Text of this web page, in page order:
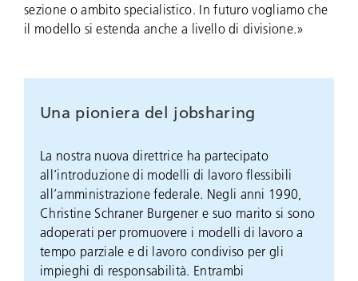
sezione o ambito specialistico. In futuro vogliamo che
il modello si estenda anche a livello di divisione.»
Una pioniera del jobsharing
La nostra nuova direttrice ha partecipato
all’introduzione di modelli di lavoro flessibili
all’amministrazione federale. Negli anni 1990,
Christine Schraner Burgener e suo marito si sono
adoperati per promuovere i modelli di lavoro a
tempo parziale e di lavoro condiviso per gli
impieghi di responsabilità. Entrambi